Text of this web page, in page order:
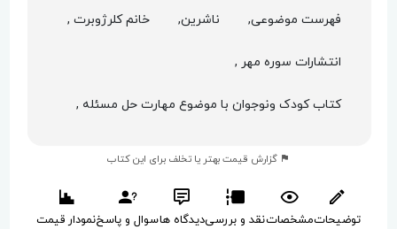
فهرست موضوعی, ناشرین, خانم کلرژوبرت ,
انتشارات سوره مهر ,
کتاب کودک ونوجوان با موضوع مهارت حل مسئله ,
گزارش قیمت بهتر یا تخلف برای این کتاب
توضیحاتمشخصاتنقد و بررسیدیدگاه هاسوال و پاسخنمودار قیمت